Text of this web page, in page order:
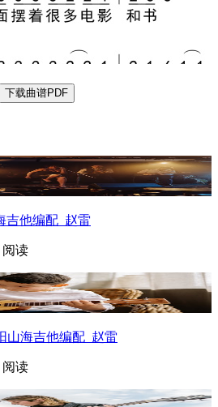
下载曲谱PDF
吉他编配_赵雷
阅读
山海吉他编配_赵雷
阅读